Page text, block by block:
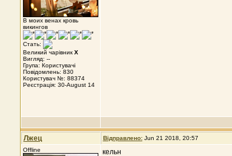
В моих венах кровь
викингов
Стать:
Великий чарівник X
Вигляд: --
Група: Користувачі
Повідомлень: 830
Користувач №: 88374
Реєстрація: 30-August 14
Лжец Відправлено: Jun 21 2018, 20:57
Offline
кельн